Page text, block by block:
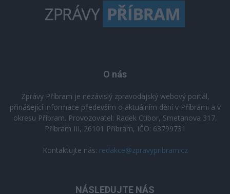
O nás
Zprávy Příbram je nezávislý zpravodajský webový portál,
přinášející informace především o aktuálním dění v Příbrami a v
okresu Příbram. Provozovatel: Radek Ctibor, Smetanova 317,
Příbram III, 26101 Příbram, IČO: 63799731
Kontaktujte nás: redakce@zpravypribram.cz
NÁSLEDUJTE NÁS